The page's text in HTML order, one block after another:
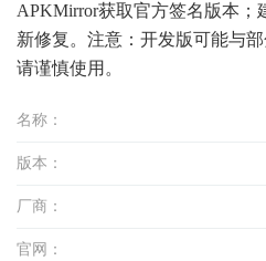
APKMirror获取官方签名版本；
新修复。注意：开发版可能与
请谨慎使用。
名称：
版本：
厂商：
官网：